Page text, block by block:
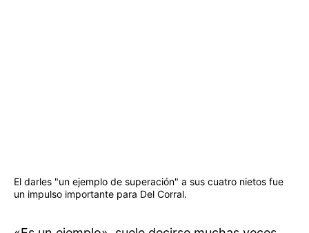
El darles "un ejemplo de superación" a sus cuatro nietos fue
un impulso importante para Del Corral.